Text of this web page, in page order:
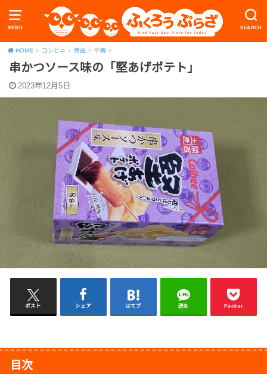
MENU SEARCH
HOME コンビニ 商品 全般
串かつソース味の「堅あげポテト」
2023年12月5日
ポスト シェア はてブ 送る Pocket
目次